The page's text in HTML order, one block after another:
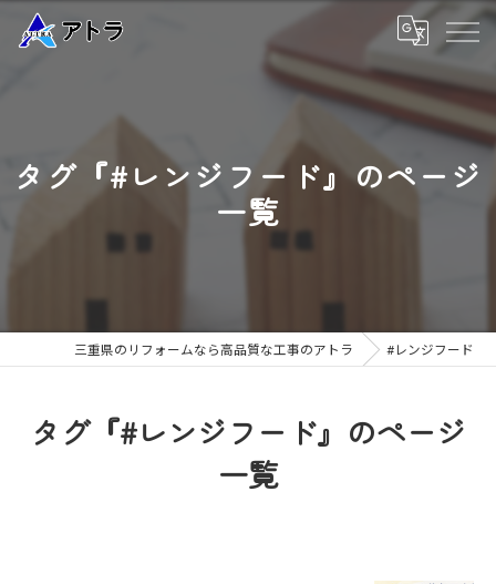
タグ『#レンジフード』のページ
一覧
三重県のリフォームなら高品質な工事のアトラ #レンジフード
タグ『#レンジフード』のページ
一覧